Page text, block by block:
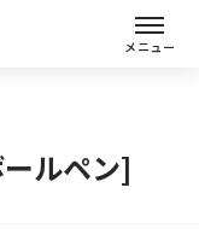
メニュー
ルペン]